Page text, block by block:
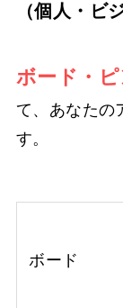
（個人・ビ
ボード・
て、あなたの
す。
ボード